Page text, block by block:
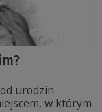
urodzin
w którym